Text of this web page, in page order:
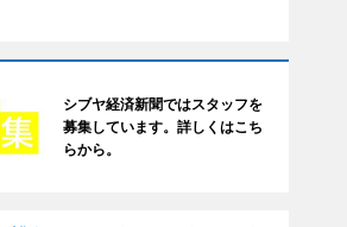
シブヤ経済新聞ではスタッフを
募集しています。詳しくはこち
らから。